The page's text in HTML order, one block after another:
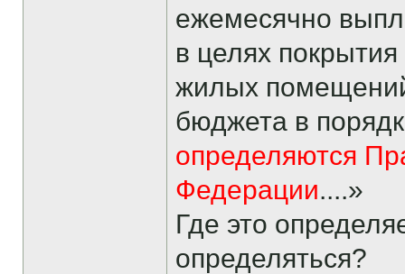
ежемесячно
в целях
жилых
бюджета в
определяются
Федерации....»
Где это
определяться?